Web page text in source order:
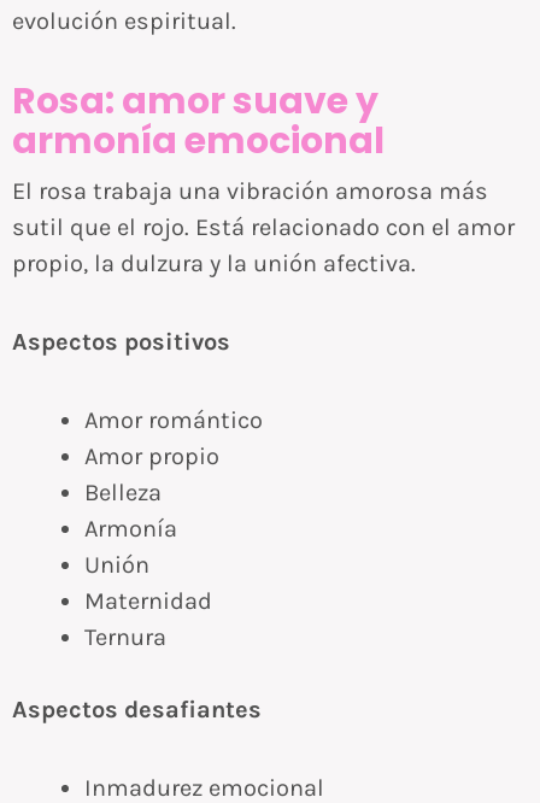
evolución espiritual.
Rosa: amor suave y
armonía emocional
El rosa trabaja una vibración amorosa más
sutil que el rojo. Está relacionado con el amor
propio, la dulzura y la unión afectiva.
Aspectos positivos
Amor romántico
Amor propio
Belleza
Armonía
Unión
Maternidad
Ternura
Aspectos desafiantes
Inmadurez emocional